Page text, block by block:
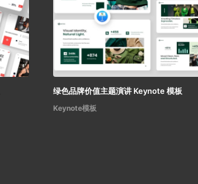
绿色品牌价值主题演讲 Keynote 模板
Keynote模板